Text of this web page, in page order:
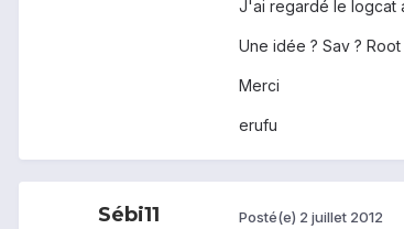
J'ai regardé le logcat
Une idée ? Sav ?
Merci
erufu
Sébi11 Posté(e) 2 juillet 2012